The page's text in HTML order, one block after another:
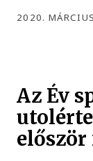
2020.
Az Év